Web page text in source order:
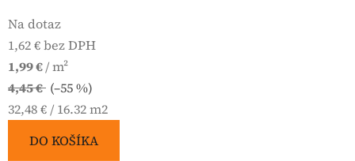
Na dotaz
1,62 € bez DPH
1,99 €/ m²
4,45 € (–55 %)
Jednotková
32,48 € / 16.32 m2
DO KOŠÍKA